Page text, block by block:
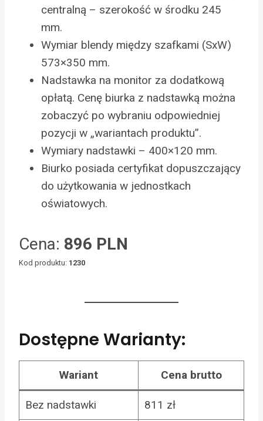
centralną – szerokość w środku 245
mm.
Wymiar blendy między szafkami (SxW)
573×350 mm.
Nadstawka na monitor za dodatkową
opłatą. Cenę biurka z nadstawką można
zobaczyć po wybraniu odpowiedniej
pozycji w „wariantach produktu”.
Wymiary nadstawki – 400×120 mm.
Biurko posiada certyfikat dopuszczający
do użytkowania w jednostkach
oświatowych.
Cena: 896 PLN
Kod produktu: 1230
Dostępne Warianty:
Wariant Cena brutto
Bez nadstawki 811 zł